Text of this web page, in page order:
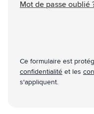
Mot de passe oublié
Ce formulaire est
confidentialité et les
s'appliquent.